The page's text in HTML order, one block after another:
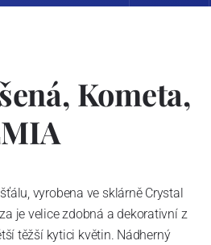
Kometa,
vyrobena ve sklárně Crystal
je velice zdobná a dekorativní z
těžší kytici květin. Nádherný